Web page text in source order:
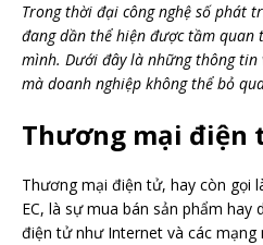
Trong thời đại công nghệ số phát
đang dần thể hiện được tầm
mình. Dưới đây là những thông
mà doanh nghiệp không thể bỏ
Thương mại điện
Thương mại điện tử, hay còn gọi
EC, là sự mua bán sản phẩm hay
điện tử như Internet và các